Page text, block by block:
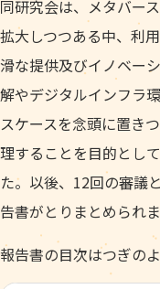
同研究会は、メタバー
拡大しつつある中、利
滑な提供及びイノベー
解やデジタルインフラ
スケースを念頭に置き
理することを目的とし
た。以後、12回の審議
告書がとりまとめられま
報告書の目次はつぎの